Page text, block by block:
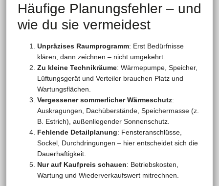
Häufige Planungsfehler – und
wie du sie vermeidest
Unpräzises Raumprogramm: Erst Bedürfnisse
klären, dann zeichnen – nicht umgekehrt.
Zu kleine Technikräume: Wärmepumpe, Speicher,
Lüftungsgerät und Verteiler brauchen Platz und
Wartungsflächen.
Vergessener sommerlicher Wärmeschutz:
Auskragungen, Dachüberstände, Speichermasse (z.
B. Estrich), außenliegender Sonnenschutz.
Fehlende Detailplanung: Fensteranschlüsse,
Sockel, Durchdringungen – hier entscheidet sich die
Dauerhaftigkeit.
Nur auf Kaufpreis schauen: Betriebskosten,
Wartung und Wiederverkaufswert mitrechnen.